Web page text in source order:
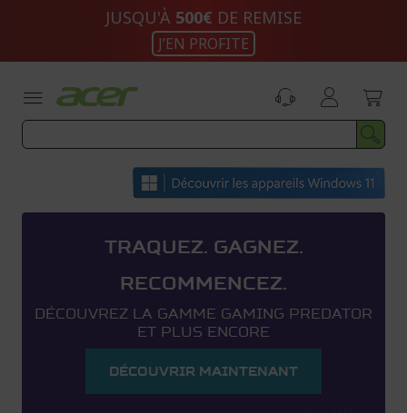
JUSQU'À 500€ DE REMISE
J’EN PROFITE
TRAQUEZ. GAGNEZ.
RECOMMENCEZ.
DÉCOUVREZ LA GAMME GAMING PREDATOR
ET PLUS ENCORE
DÉCOUVRIR MAINTENANT